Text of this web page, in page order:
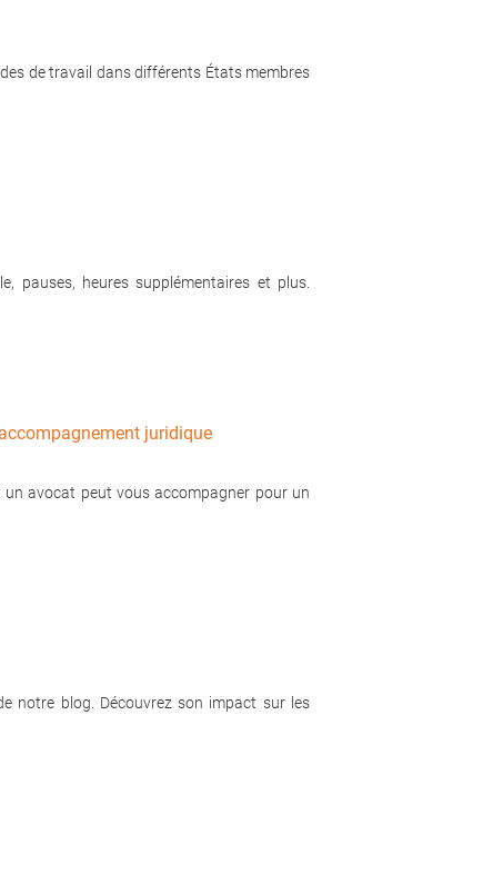
de travail dans différents États membres
pauses, heures supplémentaires et plus.
juridique
un avocat peut vous accompagner pour un
notre blog. Découvrez son impact sur les